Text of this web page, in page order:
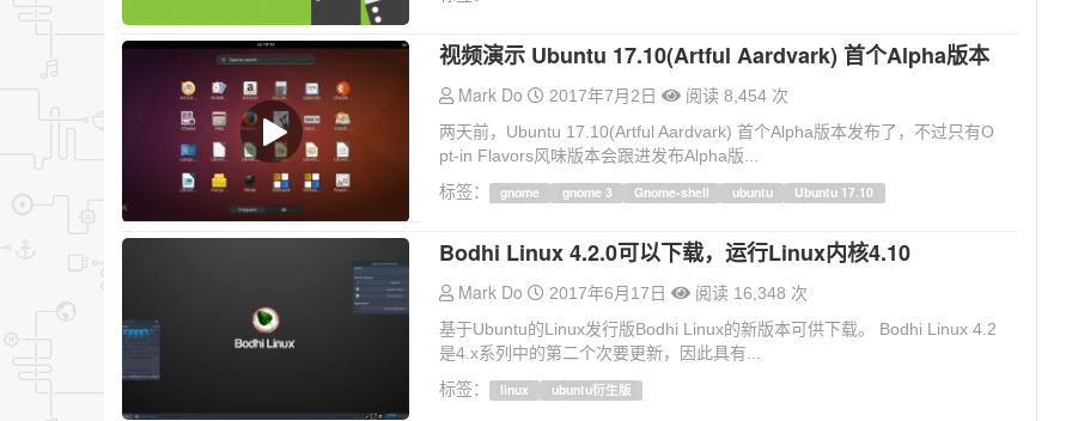
视频演示 Ubuntu 17.10(Artful Aardvark) 首个Alpha版本
Mark Do 2017年7月2日
阅读 8,454 次
两天前，Ubuntu 17.10(Artful Aardvark) 首个Alpha版本发布了，不过只有O
pt-in Flavors风味版本会跟进发布Alpha版...
标签：
gnome gnome 3 Gnome-shell ubuntu Ubuntu 17.10
Bodhi Linux 4.2.0可以下载，运行Linux内核4.10
Mark Do 2017年6月17日
阅读 16,348 次
基于Ubuntu的Linux发行版Bodhi Linux的新版本可供下载。 Bodhi Linux 4.2
是4.x系列中的第二个次要更新，因此具有...
标签：
linux ubuntu衍生版